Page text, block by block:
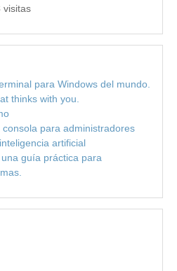
visitas
para Windows del mundo.
thinks with you.
para administradores
artificial
guía práctica para